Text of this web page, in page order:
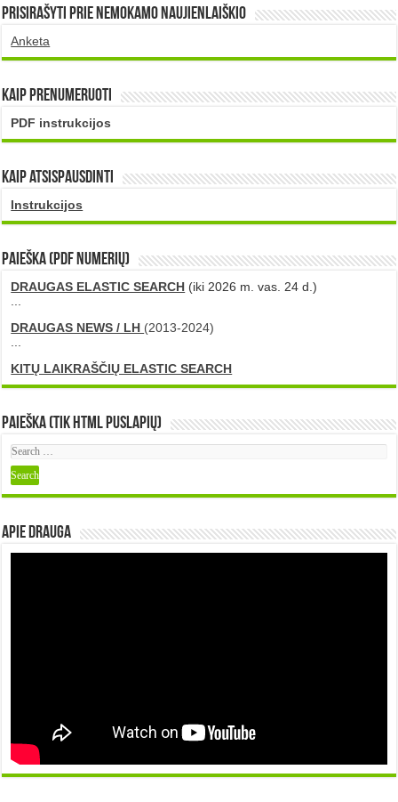
Prisirašyti prie nemokamo naujienlaiškio
Anketa
Kaip prenumeruoti
PDF instrukcijos
Kaip atsispausdinti
Instrukcijos
PAIEŠKA (PDF numerių)
DRAUGAS ELASTIC SEARCH (iki 2026 m. vas. 24 d.)
DRAUGAS NEWS / LH (2013-2024)
KITŲ LAIKRAŠČIŲ ELASTIC SEARCH
Paieška (tik HTML puslapių)
Apie DRAUGA